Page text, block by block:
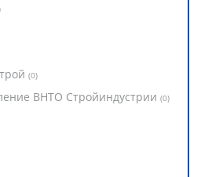
(0)
ВНТО Стройиндустрии (0)